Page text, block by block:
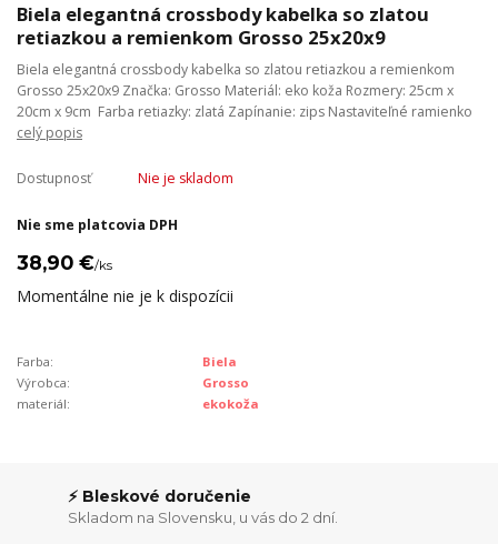
Biela elegantná crossbody kabelka so zlatou
retiazkou a remienkom Grosso 25x20x9
Biela elegantná crossbody kabelka so zlatou retiazkou a remienkom
Grosso 25x20x9 Značka: Grosso Materiál: eko koža Rozmery: 25cm x
20cm x 9cm Farba retiazky: zlatá Zapínanie: zips Nastaviteľné ramienko
celý popis
Dostupnosť Nie je skladom
Nie sme platcovia DPH
38,90 €/ks
Momentálne nie je k dispozícii
Farba:
Biela
Výrobca:
Grosso
materiál:
ekokoža
⚡ Bleskové doručenie
Skladom na Slovensku, u vás do 2 dní.